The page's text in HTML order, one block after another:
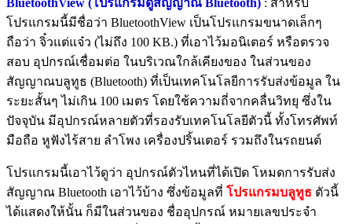
BluetoothView (โปรแกรมดูสัญญาณ Bluetooth) : สำหรับ
โปรแกรมนี้มีชื่อว่า BluetoothView เป็นโปรแกรมขนาดเล็กๆ
ถือว่า จิ๋วแต่แจ๋ว (ไม่ถึง 100 KB.) ที่เอาไว้มอนิเตอร์ หรือตรวจ
สอบ อุปกรณ์เชื่อมต่อ ในบริเวณใกล้เคียงของ ในส่วนของ
สัญญาณบลูทูธ (Bluetooth) ที่เป็นเทคโนโลยีการรับส่งข้อมูล ใน
ระยะสั้นๆ ไม่เกิน 100 เมตร โดยใช้ความถี่จากคลื่นวิทยุ ซึ่งใน
ปัจจุบัน มีอุปกรณ์หลายตัวที่รองรับเทคโนโลยีตัวนี้ ทั้งโทรศัพท์
มือถือ หูฟังไร้สาย ลำโพง เครื่องปริ้นเตอร์ รวมถึงในรถยนต์
โปรแกรมนี้เอาไว้ดูว่า อุปกรณ์ตัวไหนที่ได้เปิด โหมดการรับส่ง
สัญญาณ Bluetooth เอาไว้บ้าง ซึ่งข้อมูลที่ โปรแกรมบลูทูธ ตัวนี้
ได้แสดงให้นั้น ก็มีในส่วนของ ชื่ออุปกรณ์ หมายเลขประจำ